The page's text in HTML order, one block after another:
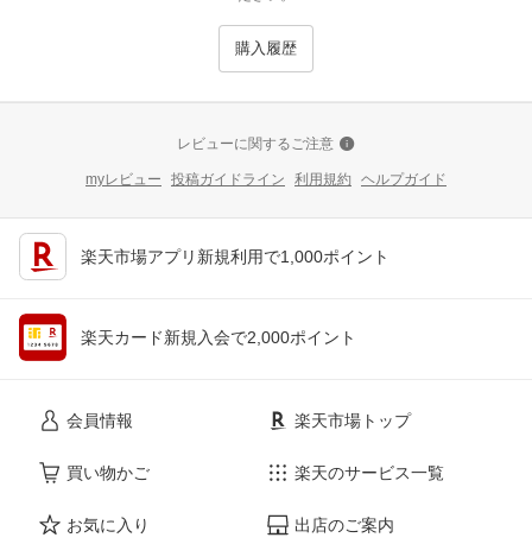
購入履歴
レビューに関するご注意
myレビュー 投稿ガイドライン 利用規約 ヘルプガイド
楽天市場アプリ新規利用で1,000ポイント
楽天カード新規入会で2,000ポイント
会員情報
買い物かご
お気に入り
楽天市場トップ
楽天のサービス一覧
出店のご案内